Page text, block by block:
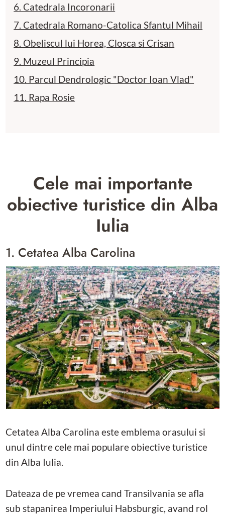
6. Catedrala Incoronarii
7. Catedrala Romano-Catolica Sfantul Mihail
8. Obeliscul lui Horea, Closca si Crisan
9. Muzeul Principia
10. Parcul Dendrologic "Doctor Ioan Vlad"
11. Rapa Rosie
Cele mai importante
obiective turistice din Alba
Iulia
1. Cetatea Alba Carolina
Cetatea Alba Carolina este emblema orasului si
unul dintre cele mai populare obiective turistice
din Alba Iulia.
Dateaza de pe vremea cand Transilvania se afla
sub stapanirea Imperiului Habsburgic, avand rol